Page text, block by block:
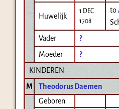
Huwelijk
1 DEC
1708
to
Vader
?
Moeder
?
KINDEREN
M
Theodorus Daemen
Geboren